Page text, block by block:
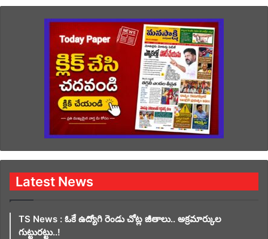
Latest News
TS News : ఓకే ఉద్యోగి రెండు చోట్ల జీతాలు.. అక్రమార్కుల
గుట్టురట్టు..!